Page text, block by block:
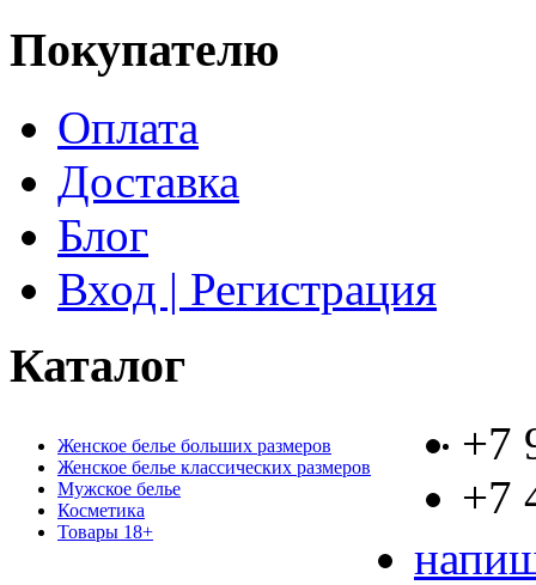
Покупателю
Оплата
Доставка
Блог
Вход | Регистрация
Каталог
Женское белье больших размеров
Женское белье классических размеров
Мужское белье
Косметика
Товары 18+
+7
+7